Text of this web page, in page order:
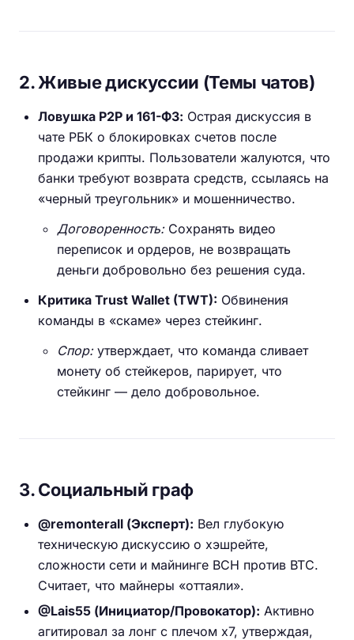
2. Живые дискуссии (Темы чатов)
Ловушка P2P и 161-ФЗ: Острая дискуссия в
чате РБК о блокировках счетов после
продажи крипты. Пользователи жалуются, что
банки требуют возврата средств, ссылаясь на
«черный треугольник» и мошенничество.
Договоренность:Сохранять видео
переписок и ордеров, не возвращать
деньги добровольно без решения суда.
Критика Trust Wallet (TWT): Обвинения
команды в «скаме» через стейкинг.
Спор:утверждает, что команда сливает
монету об стейкеров, парирует, что
стейкинг — дело добровольное.
3. Социальный граф
@remonterall (Эксперт): Вел глубокую
техническую дискуссию о хэшрейте,
сложности сети и майнинге BCH против BTC.
Считает, что майнеры «оттаяли».
@Lais55 (Инициатор/Провокатор): Активно
агитировал за лонг с плечом х7, утверждая,